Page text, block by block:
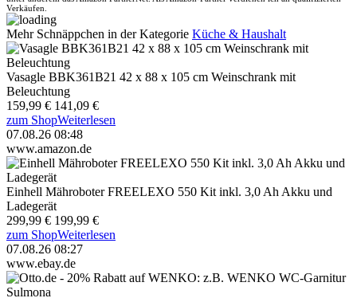
Verkäufen.
Mehr Schnäppchen in der Kategorie Küche & Haushalt
Vasagle BBK361B21 42 x 88 x 105 cm Weinschrank mit
Beleuchtung
159,99 € 141,09 €
zum ShopWeiterlesen
07.08.26 08:48
www.amazon.de
Einhell Mähroboter FREELEXO 550 Kit inkl. 3,0 Ah Akku und
Ladegerät
299,99 € 199,99 €
zum ShopWeiterlesen
07.08.26 08:27
www.ebay.de